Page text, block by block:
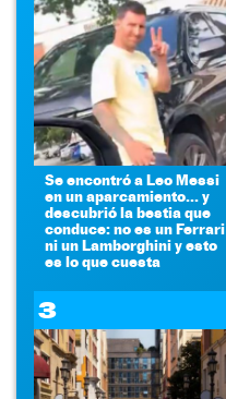
Se encontró a Leo Messi
en un aparcamiento... y
descubrió la bestia que
conduce: no es un Ferrari
ni un Lamborghini y esto
es lo que cuesta
3